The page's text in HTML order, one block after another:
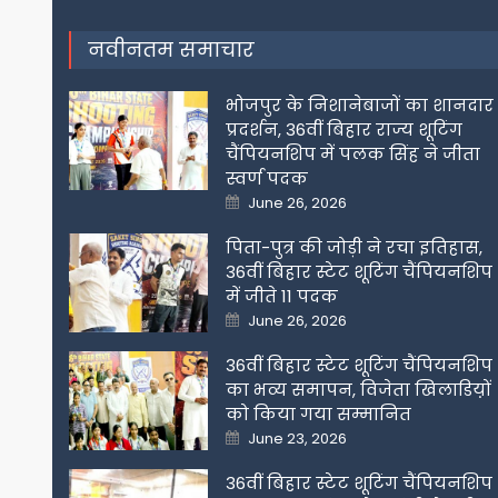
नवीनतम समाचार
भोजपुर के निशानेबाजों का शानदार
प्रदर्शन, 36वीं बिहार राज्य शूटिंग
चैंपियनशिप में पलक सिंह ने जीता
स्वर्ण पदक
Posted
on
June 26, 2026
पिता-पुत्र की जोड़ी ने रचा इतिहास,
36वीं बिहार स्टेट शूटिंग चैंपियनशिप
में जीते 11 पदक
Posted
on
June 26, 2026
36वीं बिहार स्टेट शूटिंग चैंपियनशिप
का भव्य समापन, विजेता खिलाडिय़ों
को किया गया सम्मानित
Posted
on
June 23, 2026
36वीं बिहार स्टेट शूटिंग चैंपियनशिप